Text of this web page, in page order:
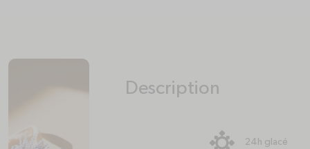
Description
plus
minus
24h glacé